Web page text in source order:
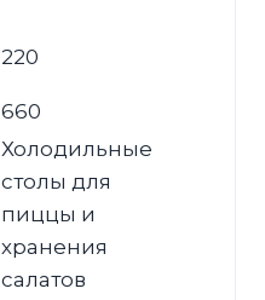
220
660
Холодильные
столы для
пиццы и
хранения
салатов